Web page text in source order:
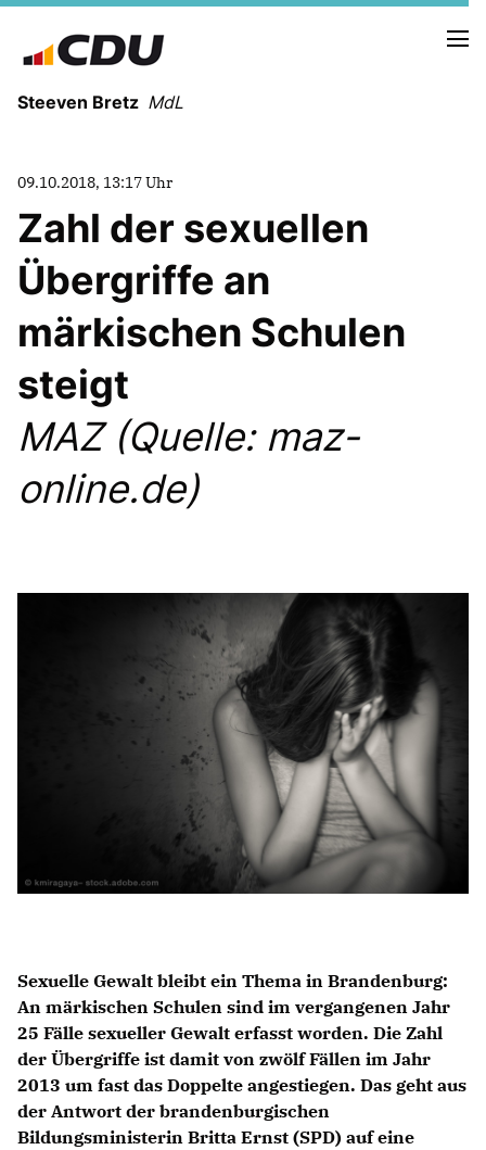
Steeven Bretz MdL
VITA
WAHLKREISBESUCHE
PRESSEFOTOS
MEIN BÜRGERBÜRO
MEIN WAHLKREIS
ZIELE
Redebeiträge
Anträge CDU
CDU Deutschland
CDU Fraktion im Brandenburger Landtag
CDU Brandenburg
CDU Potsdam
09.10.2018, 13:17 Uhr
Zahl der sexuellen
Übergriffe an
märkischen Schulen
steigt
MAZ (Quelle: maz-
online.de)
Sexuelle Gewalt bleibt ein Thema in Brandenburg:
An märkischen Schulen sind im vergangenen Jahr
25 Fälle sexueller Gewalt erfasst worden. Die Zahl
der Übergriffe ist damit von zwölf Fällen im Jahr
2013 um fast das Doppelte angestiegen. Das geht aus
der Antwort der brandenburgischen
Bildungsministerin Britta Ernst (SPD) auf eine